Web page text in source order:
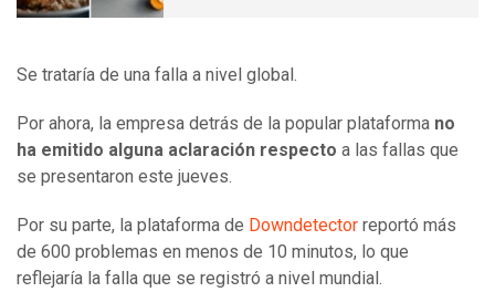
Se trataría de una falla a nivel global.
Por ahora, la empresa detrás de la popular plataforma no
ha emitido alguna aclaración respecto a las fallas que
se presentaron este jueves.
Por su parte, la plataforma de Downdetector reportó más
de 600 problemas en menos de 10 minutos, lo que
reflejaría la falla que se registró a nivel mundial.